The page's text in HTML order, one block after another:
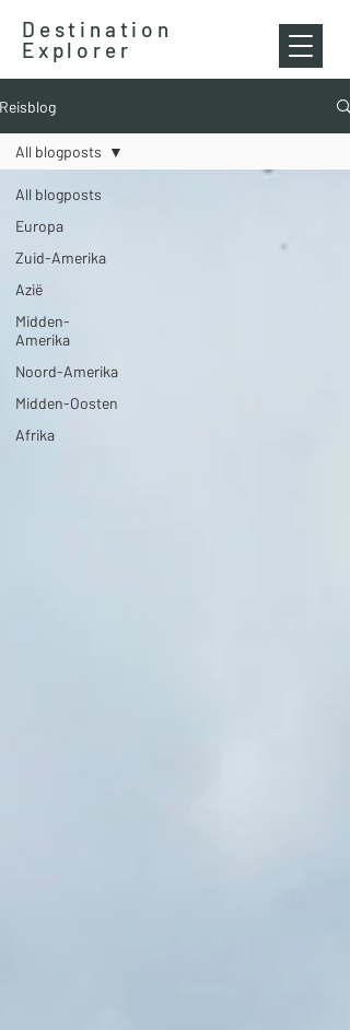
Destination
Explorer
Reisblog
All blogposts
Europa
Zuid-Amerika
Azië
Midden-
Amerika
Noord-Amerika
Midden-Oosten
Afrika
All blogposts